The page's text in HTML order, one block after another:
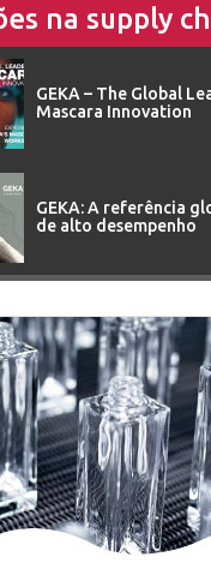
na supply
GEKA – The Global
Mascara Innovation
GEKA: A referência
de alto desempenho